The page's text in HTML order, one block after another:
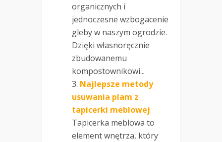
organicznych i
jednoczesne wzbogacenie
gleby w naszym ogrodzie.
Dzięki własnoręcznie
zbudowanemu
kompostownikowi...
Najlepsze metody
usuwania plam z
tapicerki meblowej
Tapicerka meblowa to
element wnętrza, który